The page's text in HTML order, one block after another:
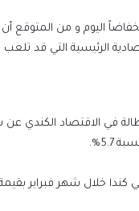
اليوم و من المتوقع
الرئيسية التي قد تلعب
في الاقتصاد الكندي